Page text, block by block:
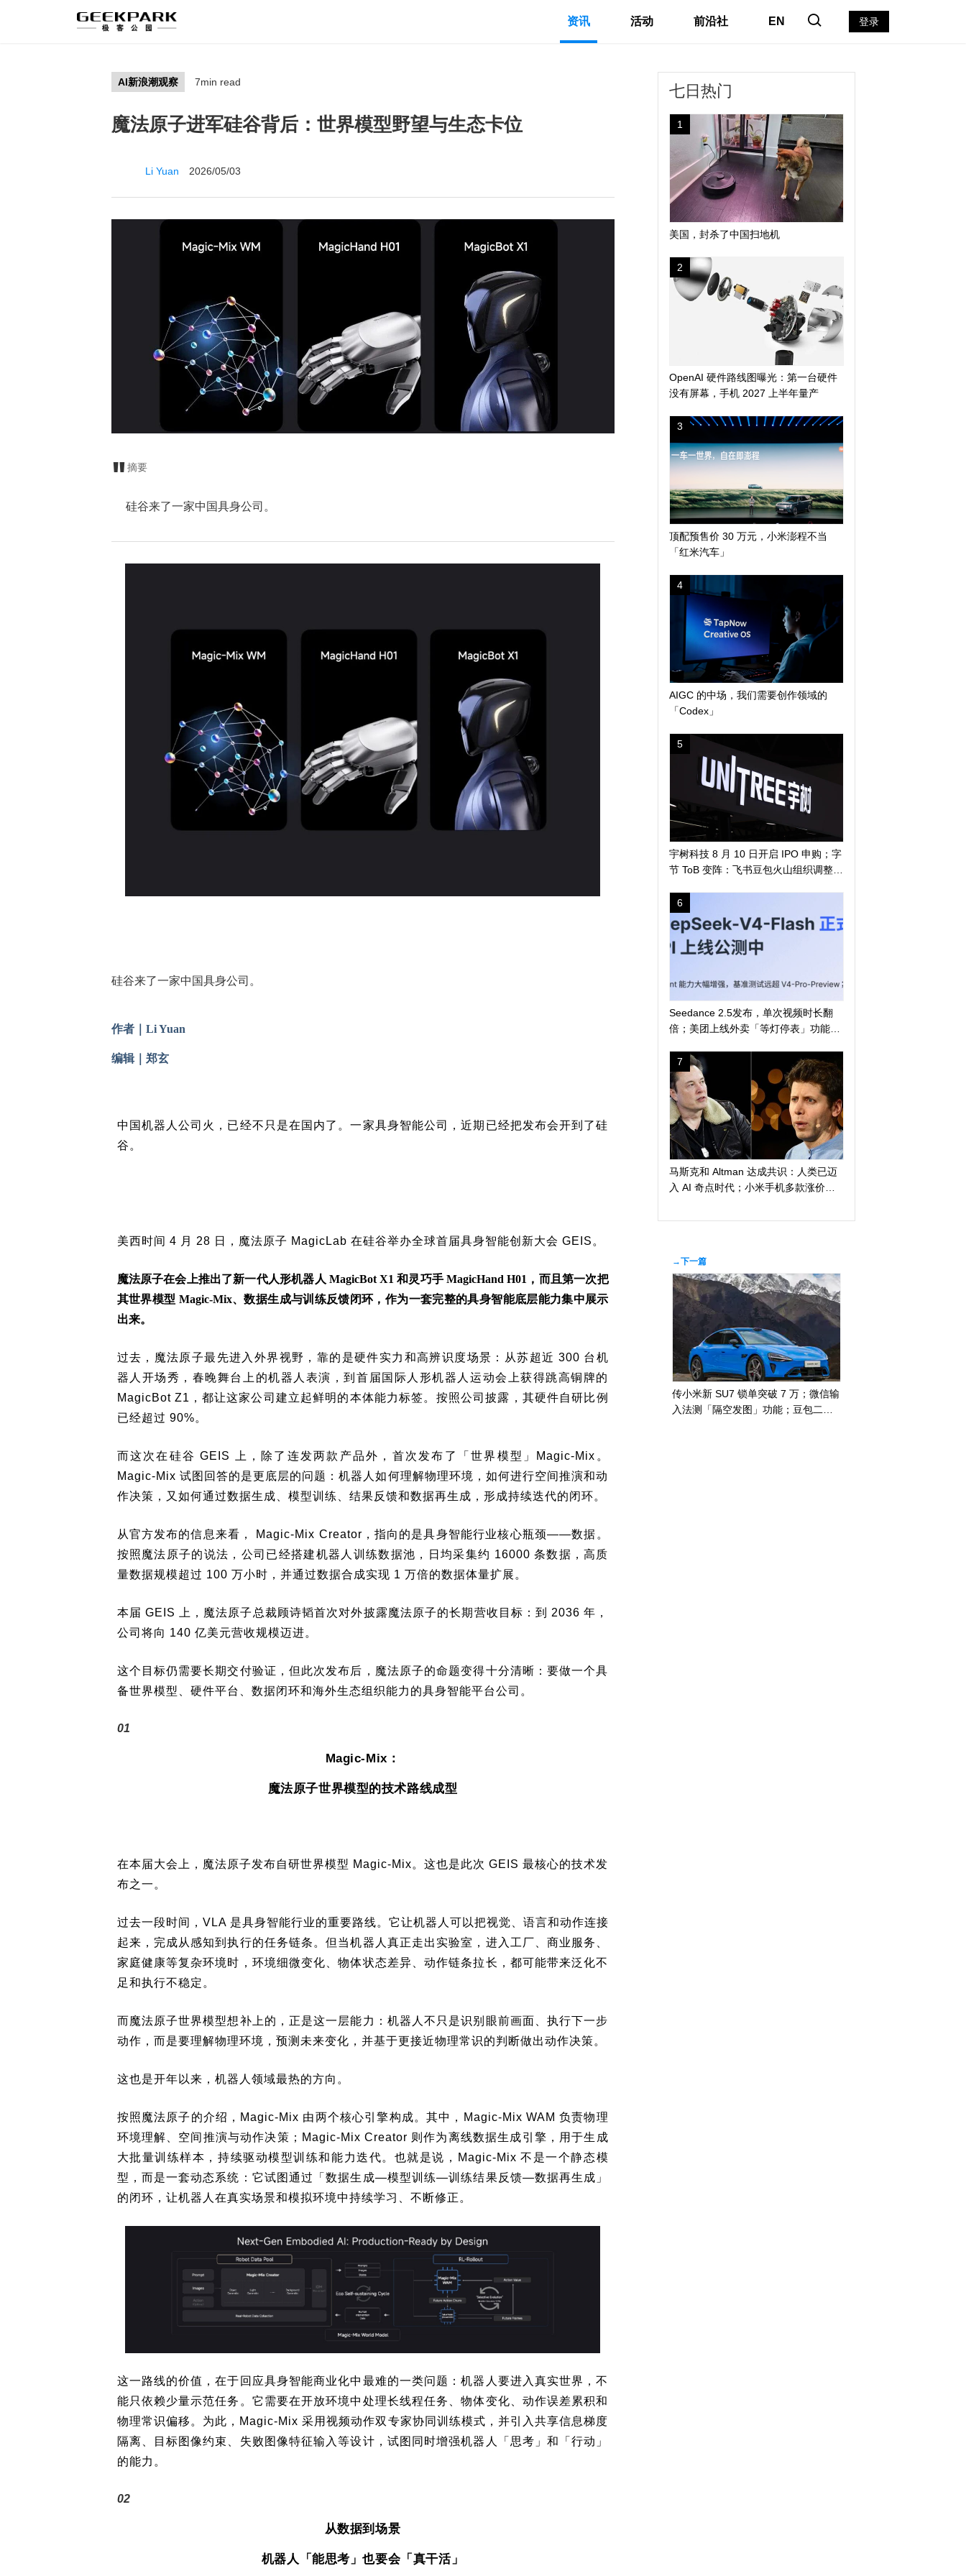
资讯 活动 前沿社 EN 登录
AI新浪潮观察 7min read
魔法原子进军硅谷背后：世界模型野望与生态卡位
Li Yuan 2026/05/03
摘要
​硅谷来了一家中国具身公司。
硅谷来了一家中国具身公司。
作者｜Li Yuan
编辑｜ 郑玄
中国机器人公司火，已经不只是在国内了。一家具身智能公司，近期已经把发布会开到了硅
谷。
美西时间 4 月 28 日，魔法原子 MagicLab 在硅谷举办全球首届具身智能创新大会 GEIS。
魔法原子在会上推出了新一代人形机器人 MagicBot X1 和灵巧手 MagicHand H01，而且第一次把
其世界模型 Magic-Mix、数据生成与训练反馈闭环，作为一套完整的具身智能底层能力集中展示
出来。
过去，魔法原子最先进入外界视野，靠的是硬件实力和高辨识度场景：从苏超近 300 台机
器人开场秀，春晚舞台上的机器人表演，到首届国际人形机器人运动会上获得跳高铜牌的
MagicBot Z1，都让这家公司建立起鲜明的本体能力标签。按照公司披露，其硬件自研比例
已经超过 90%。
而这次在硅谷 GEIS 上，除了连发两款产品外，首次发布了「世界模型」Magic-Mix。
Magic-Mix 试图回答的是更底层的问题：机器人如何理解物理环境，如何进行空间推演和动
作决策，又如何通过数据生成、模型训练、结果反馈和数据再生成，形成持续迭代的闭环。
从官方发布的信息来看， Magic-Mix Creator，指向的是具身智能行业核心瓶颈——数据。
按照魔法原子的说法，公司已经搭建机器人训练数据池，日均采集约 16000 条数据，高质
量数据规模超过 100 万小时，并通过数据合成实现 1 万倍的数据体量扩展。
本届 GEIS 上，魔法原子总裁顾诗韬首次对外披露魔法原子的长期营收目标：到 2036 年，
公司将向 140 亿美元营收规模迈进。
这个目标仍需要长期交付验证，但此次发布后，魔法原子的命题变得十分清晰：要做一个具
备世界模型、硬件平台、数据闭环和海外生态组织能力的具身智能平台公司。
01
Magic-Mix：
魔法原子世界模型的技术路线成型
在本届大会上，魔法原子发布自研世界模型 Magic-Mix。这也是此次 GEIS 最核心的技术发
布之一。
过去一段时间，VLA 是具身智能行业的重要路线。它让机器人可以把视觉、语言和动作连接
起来，完成从感知到执行的任务链条。但当机器人真正走出实验室，进入工厂、商业服务、
家庭健康等复杂环境时，环境细微变化、物体状态差异、动作链条拉长，都可能带来泛化不
足和执行不稳定。
而魔法原子世界模型想补上的，正是这一层能力：机器人不只是识别眼前画面、执行下一步
动作，而是要理解物理环境，预测未来变化，并基于更接近物理常识的判断做出动作决策。
这也是开年以来，机器人领域最热的方向。
按照魔法原子的介绍，Magic-Mix 由两个核心引擎构成。其中，Magic-Mix WAM 负责物理
环境理解、空间推演与动作决策；Magic-Mix Creator 则作为离线数据生成引擎，用于生成
大批量训练样本，持续驱动模型训练和能力迭代。也就是说，Magic-Mix 不是一个静态模
型，而是一套动态系统：它试图通过「数据生成—模型训练—训练结果反馈—数据再生成」
的闭环，让机器人在真实场景和模拟环境中持续学习、不断修正。
这一路线的价值，在于回应具身智能商业化中最难的一类问题：机器人要进入真实世界，不
能只依赖少量示范任务。它需要在开放环境中处理长线程任务、物体变化、动作误差累积和
物理常识偏移。为此，Magic-Mix 采用视频动作双专家协同训练模式，并引入共享信息梯度
隔离、目标图像约束、失败图像特征输入等设计，试图同时增强机器人「思考」和「行动」
的能力。
02
从数据到场景
机器人「能思考」也要会「真干活」
七日热门
1
美国，封杀了中国扫地机
2
OpenAI 硬件路线图曝光：第一台硬件
没有屏幕，手机 2027 上半年量产
3
顶配预售价 30 万元，小米澎程不当
「红米汽车」
4
AIGC 的中场，我们需要创作领域的
「Codex」
5
宇树科技 8 月 10 日开启 IPO 申购；字
节 ToB 变阵：飞书豆包火山组织调整；
知道
6
Seedance 2.5发布，单次视频时长翻
倍；美团上线外卖「等灯停表」功能；
7
马斯克和 Altman 达成共识：人类已迈
入 AI 奇点时代；小米手机多款涨价
致产品延期发布
→下一篇
传小米新 SU7 锁单突破 7 万；微信输
入法测「隔空发图」功能；豆包二代